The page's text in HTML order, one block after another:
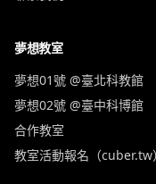
夢想教室
夢想01號 @臺北科教館
夢想02號 @臺中科博館
合作教室
教室活動報名（cuber.tw）